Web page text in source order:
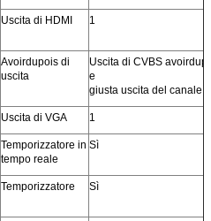
Uscita di HDMI 1
Avoirdupois di
uscita
Uscita di CVBS
e
giusta uscita del canale
Uscita di VGA 1
Temporizzatore in
tempo reale
Sì
Temporizzatore Sì